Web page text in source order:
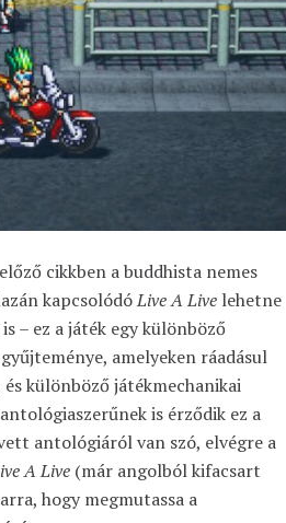
cikkben a buddhista nemes
kapcsolódóLive A Live lehetne
– ez a játék egy különböző
amelyeken ráadásul
különböző játékmechanikai
is érződik ez a
antológiáról van szó, elvégre a
A Live (már angolból kifacsart
hogy megmutassa a